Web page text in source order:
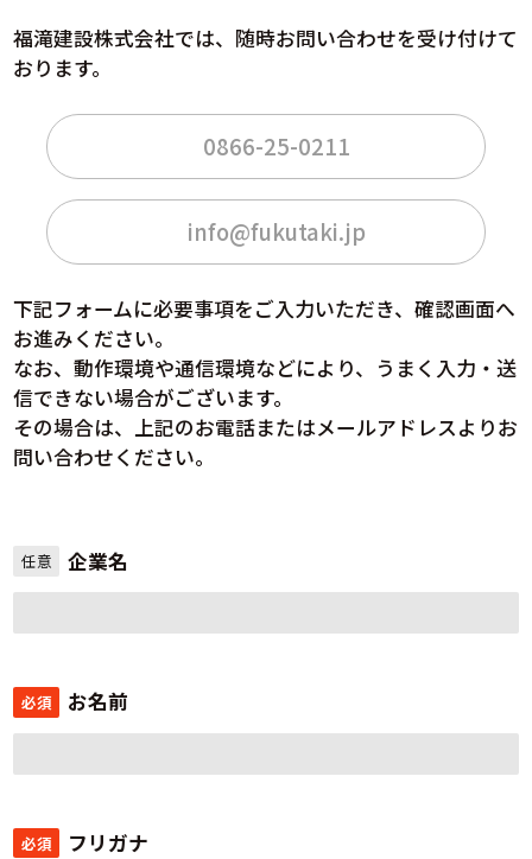
福滝建設株式会社では、随時お問い合わせを受け付けて
おります。
0866-25-0211
info@fukutaki.jp
下記フォームに必要事項をご入力いただき、確認画面へ
お進みください。
なお、動作環境や通信環境などにより、うまく入力・送
信できない場合がございます。
その場合は、上記のお電話またはメールアドレスよりお
問い合わせください。
任意 企業名
必須 お名前
必須 フリガナ